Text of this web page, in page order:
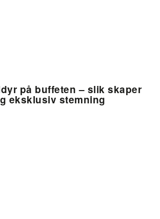
på buffeten – slik skaper
eksklusiv stemning